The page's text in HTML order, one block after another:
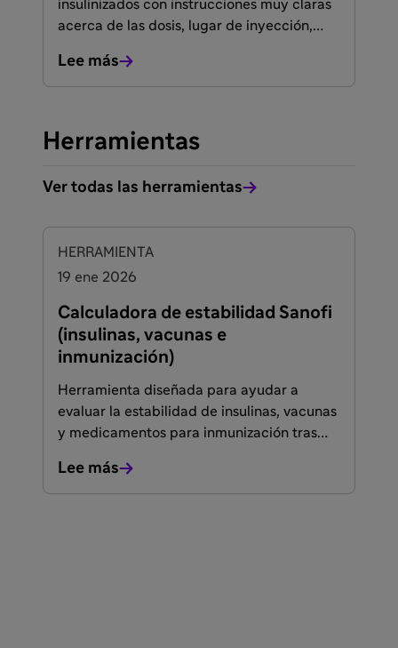
insulinizados con instrucciones muy claras
acerca de las dosis, lugar de inyección,
la insulina y cómo tratar una hipoglucemia.
Lee más
Herramientas
Ver todas las herramientas
HERRAMIENTA
19 ene 2026
Calculadora de estabilidad Sanofi
(insulinas, vacunas e
inmunización)
Herramienta diseñada para ayudar a
evaluar la estabilidad de insulinas, vacunas
y medicamentos para inmunización tras
condiciones recomendadas de
conservación.
Lee más